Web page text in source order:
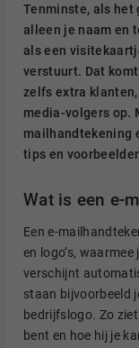
Tenminste, als het
alleen je naam en
als een
verstuurt. Dat
zelfs extra
media-volgers op.
mailhandtekening
tips en
Wat is een e-
Een e-
en logo’s,
verschijnt
staan bijvoorbeeld
bedrijfslogo. Zo
bent en hoe hij je